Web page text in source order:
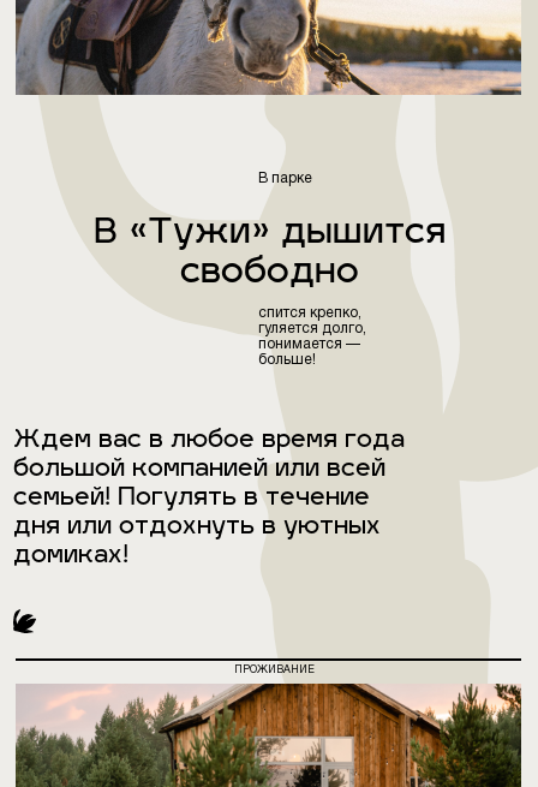
спится крепко,
гуляется долго,
понимается —
больше!
В «Тужи» дышится
свободно
В парке
Ждем вас в любое время года
большой компанией или всей
семьей! Погулять в течение
дня или отдохнуть в уютных
домиках!
ПРОЖИВАНИЕ